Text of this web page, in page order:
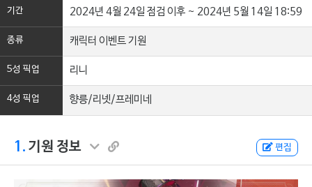
기간 2024년 4월 24일 점검 이후 ~ 2024년 5월 14일 18:59
종류 캐릭터 이벤트 기원
5성 픽업 리니
4성 픽업 향릉/리넷/프레미네
1. 기원 정보 편집